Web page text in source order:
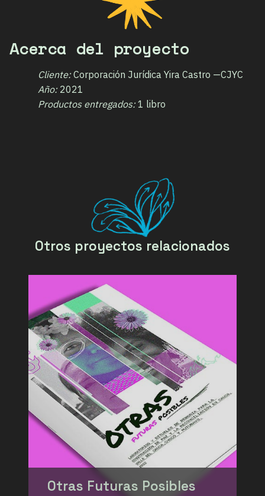
Acerca del proyecto
Cliente:Corporación Jurídica Yira Castro —CJYC
Año:2021
Productos entregados:1 libro
Otros proyectos relacionados
Otras Futuras Posibles